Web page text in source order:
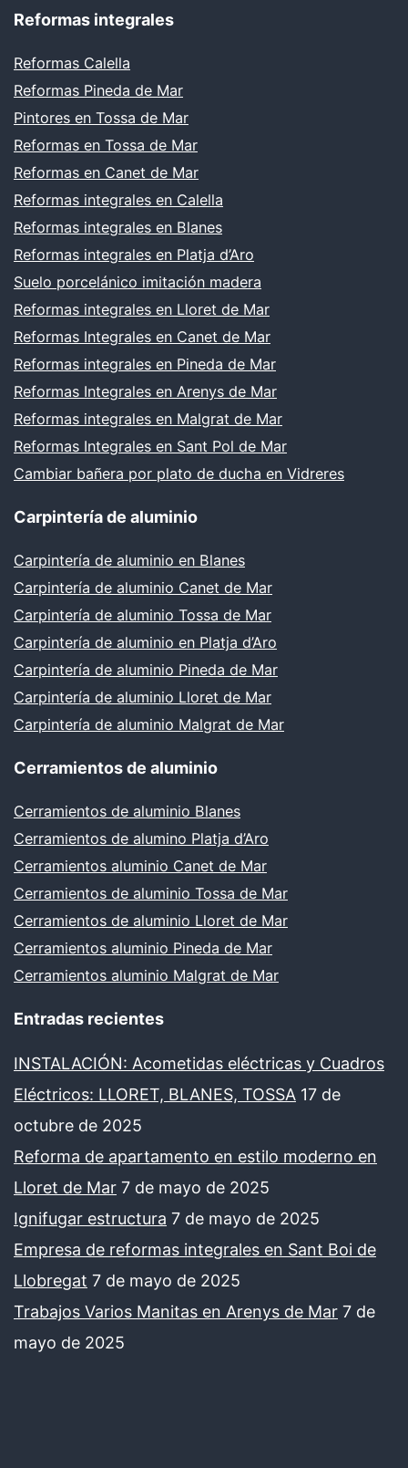
Reformas integrales
Reformas Calella
Reformas Pineda de Mar
Pintores en Tossa de Mar
Reformas en Tossa de Mar
Reformas en Canet de Mar
Reformas integrales en Calella
Reformas integrales en Blanes
Reformas integrales en Platja d’Aro
Suelo porcelánico imitación madera
Reformas integrales en Lloret de Mar
Reformas Integrales en Canet de Mar
Reformas integrales en Pineda de Mar
Reformas Integrales en Arenys de Mar
Reformas integrales en Malgrat de Mar
Reformas Integrales en Sant Pol de Mar
Cambiar bañera por plato de ducha en Vidreres
Carpintería de aluminio
Carpintería de aluminio en Blanes
Carpintería de aluminio Canet de Mar
Carpintería de aluminio Tossa de Mar
Carpintería de aluminio en Platja d’Aro
Carpintería de aluminio Pineda de Mar
Carpintería de aluminio Lloret de Mar
Carpintería de aluminio Malgrat de Mar
Cerramientos de aluminio
Cerramientos de aluminio Blanes
Cerramientos de alumino Platja d’Aro
Cerramientos aluminio Canet de Mar
Cerramientos de aluminio Tossa de Mar
Cerramientos de aluminio Lloret de Mar
Cerramientos aluminio Pineda de Mar
Cerramientos aluminio Malgrat de Mar
Entradas recientes
INSTALACIÓN: Acometidas eléctricas y Cuadros
Eléctricos: LLORET, BLANES, TOSSA 17 de
octubre de 2025
Reforma de apartamento en estilo moderno en
Lloret de Mar 7 de mayo de 2025
Ignifugar estructura 7 de mayo de 2025
Empresa de reformas integrales en Sant Boi de
Llobregat 7 de mayo de 2025
Trabajos Varios Manitas en Arenys de Mar 7 de
mayo de 2025